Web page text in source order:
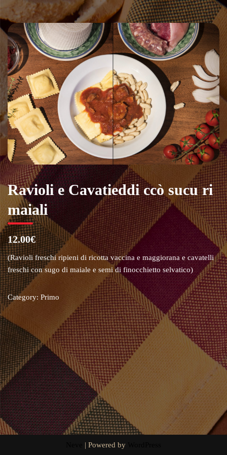
Vai
al
contenuto
Ravioli e Cavatieddi ccò sucu ri
maiali
12.00€
(Ravioli freschi ripieni di ricotta vaccina e maggiorana e cavatelli
freschi con sugo di maiale e semi di finocchietto selvatico)
Category: Primo
| Powered by